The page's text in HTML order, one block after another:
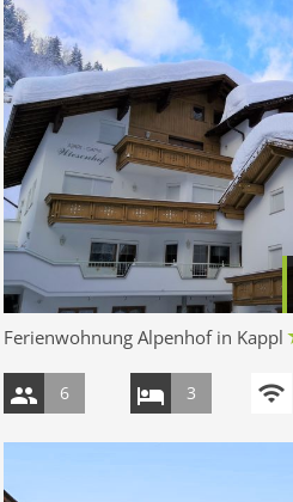
Ferienwohnung Alpenhof in Kappl
6 3